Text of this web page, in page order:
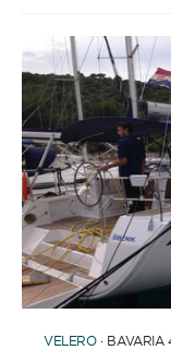
VELERO · BAVARIA